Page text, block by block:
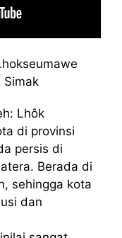
Simak
Lhôk
di provinsi
persis di
Berada di
sehingga kota
dan